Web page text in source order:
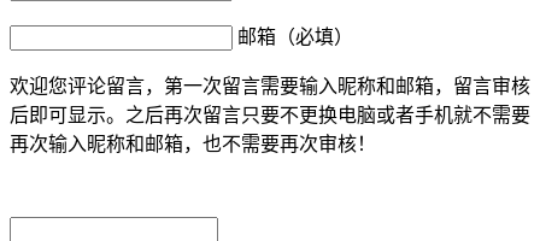
邮箱（必填）
欢迎您评论留言，第一次留言需要输入昵称和邮箱，留言审核
后即可显示。之后再次留言只要不更换电脑或者手机就不需要
再次输入昵称和邮箱，也不需要再次审核！